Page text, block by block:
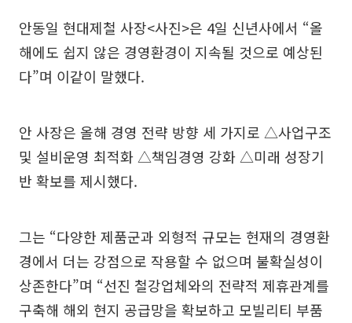
안동일 현대제철 사장<사진>은 4일 신년사에서 “올
해에도 쉽지 않은 경영환경이 지속될 것으로 예상된
다”며 이같이 말했다.
안 사장은 올해 경영 전략 방향 세 가지로 △사업구조
및 설비운영 최적화 △책임경영 강화 △미래 성장기
반 확보를 제시했다.
그는 “다양한 제품군과 외형적 규모는 현재의 경영환
경에서 더는 강점으로 작용할 수 없으며 불확실성이
상존한다”며 “선진 철강업체와의 전략적 제휴관계를
구축해 해외 현지 공급망을 확보하고 모빌리티 부품